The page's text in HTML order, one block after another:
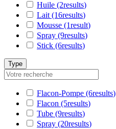
Huile (2results)
Lait (16results)
Mousse (1result)
Spray (9results)
Stick (6results)
Type
Flacon-Pompe (6results)
Flacon (5results)
Tube (9results)
Spray (20results)